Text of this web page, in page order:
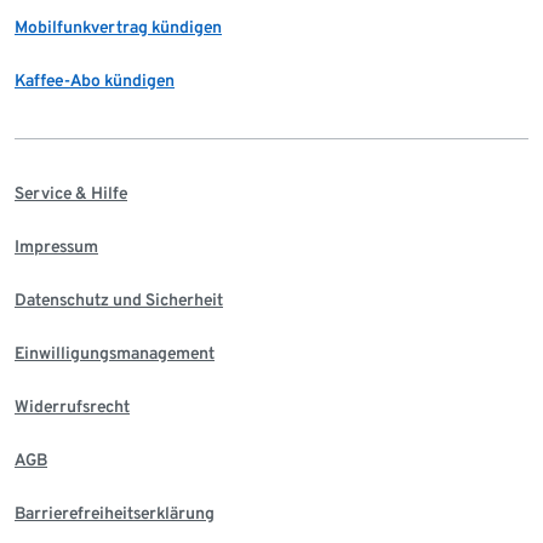
Mobilfunkvertrag kündigen
Kaffee-Abo kündigen
Service & Hilfe
Impressum
Datenschutz und Sicherheit
Einwilligungsmanagement
Widerrufsrecht
AGB
Barrierefreiheitserklärung